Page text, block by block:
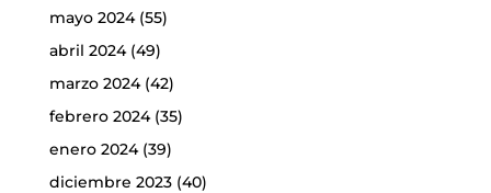
mayo 2024(55)
abril 2024(49)
marzo 2024(42)
febrero 2024(35)
enero 2024(39)
diciembre 2023(40)